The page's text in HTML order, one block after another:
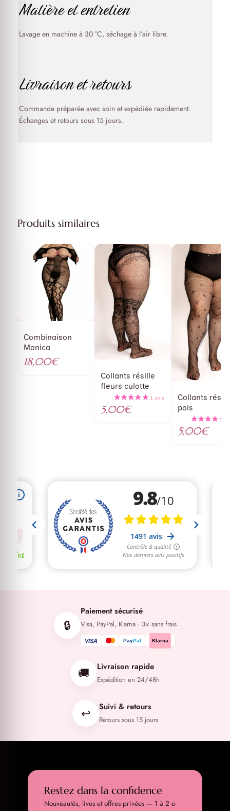
Matière et entretien
Lavage en machine à 30 °C, séchage à l’air libre.
Livraison et retours
Commande préparée avec soin et expédiée rapidement.
Échanges et retours sous 15 jours.
Produits similaires
Combinaison
Monica
18,00€
Collants résille
fleurs culotte
5,00€
Collants
pois
5,00€
🔒
Paiement sécurisé
Visa, PayPal, Klarna · 3× sans frais
VISA Klarna
🚚 Livraison rapide
Expédition en 24/48h
↩️ Suivi & retours
Retours sous 15 jours
Restez dans la confidence
Nouveautés, lives et offres privées — 1 à 2 e-